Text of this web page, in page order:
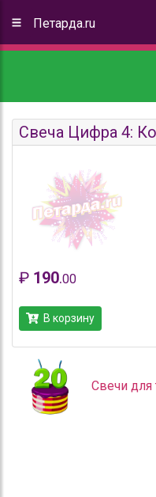
Петарда.ru
Свеча Цифра 4:
₽ 190.00
В корзину
Свечи для